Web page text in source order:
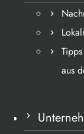
aus